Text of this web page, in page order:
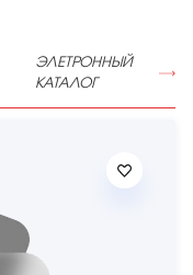
ЭЛЕТРОННЫЙ
КАТАЛОГ